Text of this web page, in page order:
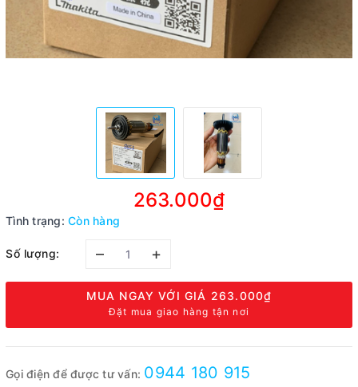
263.000₫
Tình trạng: Còn hàng
Số lượng: – +
MUA NGAY VỚI GIÁ 263.000₫
Đặt mua giao hàng tận nơi
Gọi điện để được tư vấn: 0944 180 915